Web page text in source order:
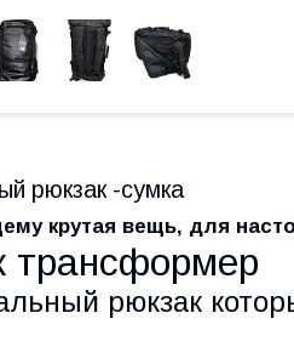
рюкзак -сумка
крутая вещь, для
трансформер
рюкзак